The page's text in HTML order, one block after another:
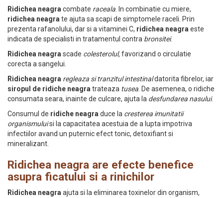
Ridichea neagra combate raceala . In combinatie cu miere,
ridichea neagra te ajuta sa scapi de simptomele raceli. Prin
prezenta rafanolului, dar si a vitaminei C, ridichea neagra este
indicata de specialisti in tratamentul contra bronsitei.
Ridichea neagra scade colesterolul,favorizand o circulatie
corecta a sangelui.
Ridichea neagra regleaza si tranzitul intestinaldatorita fibrelor, iar
siropul de ridiche neagra trateaza tusea . De asemenea, o ridiche
consumata seara, inainte de culcare, ajuta la desfundarea nasului.
Consumul de ridiche neagra duce la cresterea imunitatii
organismuluisi la capacitatea acestuia de a lupta impotriva
infectiilor avand un puternic efect tonic, detoxifiant si
mineralizant.
Ridichea neagra are efecte benefice
asupra ficatului si a rinichilor
Ridichea neagra ajuta si la eliminarea toxinelor din organism,